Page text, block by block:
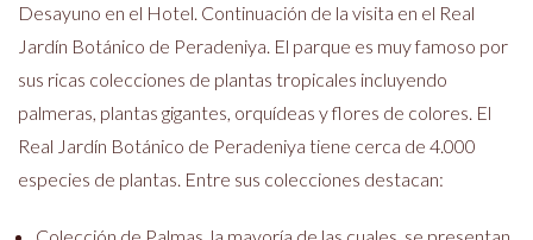
Desayuno en el Hotel. Continuación de la visita en el Real
Jardín Botánico de Peradeniya. El parque es muy famoso por
sus ricas colecciones de plantas tropicales incluyendo
palmeras, plantas gigantes, orquídeas y flores de colores. El
Real Jardín Botánico de Peradeniya tiene cerca de 4.000
especies de plantas. Entre sus colecciones destacan: